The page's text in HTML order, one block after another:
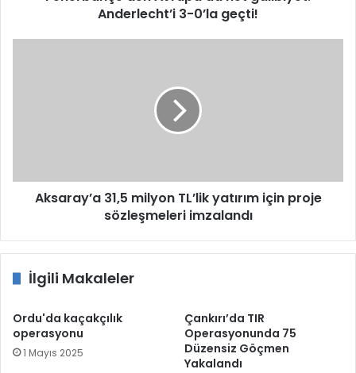
Anderlecht’i 3-0’la geçti!
imzalandı
Aksaray’a 31,5 milyon TL’lik yatırım için proje
sözleşmeleri imzalandı
İlgili Makaleler
Ordu'da kaçakçılık
operasyonu
1 Mayıs 2025
Çankırı’da TIR
Operasyonunda 75
Düzensiz Göçmen
Yakalandı